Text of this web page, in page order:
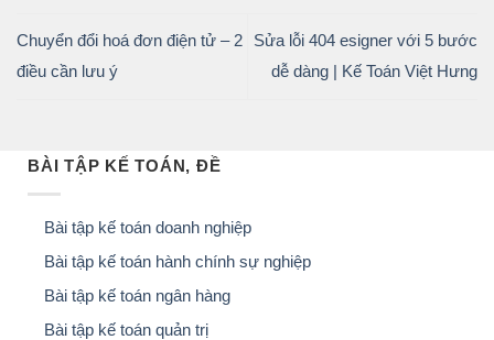
Chuyển đổi hoá đơn điện tử – 2
điều cần lưu ý
Sửa lỗi 404 esigner với 5 bước
dễ dàng | Kế Toán Việt Hưng
BÀI TẬP KẾ TOÁN, ĐỀ
Bài tập kế toán doanh nghiệp
Bài tập kế toán hành chính sự nghiệp
Bài tập kế toán ngân hàng
Bài tập kế toán quản trị